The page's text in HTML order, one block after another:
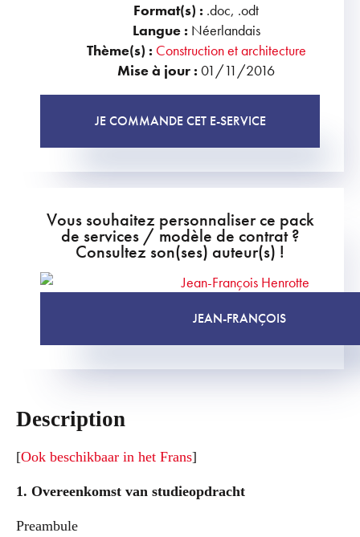
Format(s) : .doc, .odt
Langue : Néerlandais
Thème(s) : Construction et architecture
Mise à jour : 01/11/2016
JE COMMANDE CET E-SERVICE
Vous souhaitez personnaliser ce pack
de services / modèle de contrat ?
Consultez son(ses) auteur(s) !
JEAN-FRANÇOIS
Description
[Ook beschikbaar in het Frans]
1. Overeenkomst van studieopdracht
Preambule